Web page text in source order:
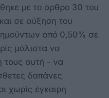
με το άρθρο 30 του
σε αύξηση του
από 0,50% σε
μάλιστα να
τους αυτή - να
δαπάνες
χωρίς έγκαιρη